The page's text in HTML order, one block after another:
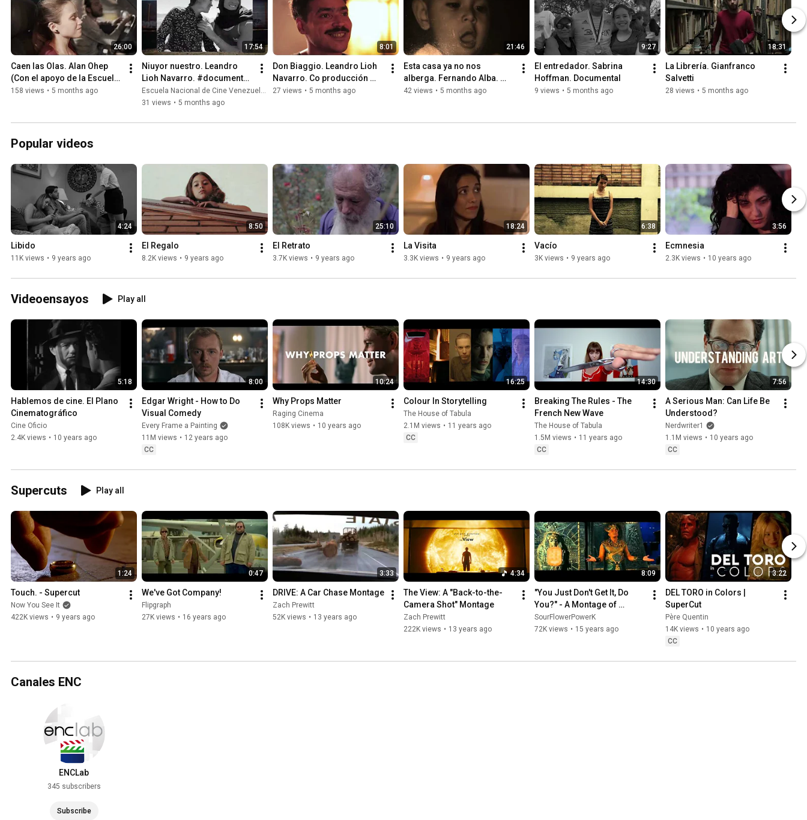
26:00
Caen las Olas. Alan Ohep
(Con el apoyo de la Escuela
Nacional de Cine)
158 views • 5 months ago
17:54
Niuyor nuestro. Leandro
Lioh Navarro. #documental
Co producción ENC
#venezuela
Escuela Nacional de Cine Venezuela and Lioh Navarro
31 views • 5 months ago
8:01
Don Biaggio. Leandro Lioh
Navarro. Co producción
ENC
27 views • 5 months ago
21:46
Esta casa ya no nos
alberga. Fernando Alba.
Documental
42 views • 5 months ago
9:27
El entredador. Sabrina
Hoffman. Documental
9 views • 5 months ago
18:31
La Librería. Gianfranco
Salvetti
28 views • 5 months ago
Popular videos
4:24
Libido
11K views • 9 years ago
8:50
El Regalo
8.2K views • 9 years ago
25:10
El Retrato
3.7K views • 9 years ago
18:24
La Visita
3.3K views • 9 years ago
6:38
Vacío
3K views • 9 years ago
3:56
Ecmnesia
2.3K views • 10 years ago
Videoensayos Play all
5:18
Hablemos de cine. El Plano
Cinematográfico
Cine Oficio
2.4K views • 10 years ago
8:00
Edgar Wright - How to Do
Visual Comedy
Every Frame a Painting
11M views • 12 years ago
CC
10:24
Why Props Matter
Raging Cinema
108K views • 10 years ago
16:25
Colour In Storytelling
The House of Tabula
2.1M views • 11 years ago
CC
14:30
Breaking The Rules - The
French New Wave
The House of Tabula
1.5M views • 11 years ago
CC
7:56
A Serious Man: Can Life Be
Understood?
Nerdwriter1
1.1M views • 10 years ago
CC
Supercuts Play all
1:24
Touch. - Supercut
Now You See It
422K views • 9 years ago
0:47
We've Got Company!
Flipgraph
27K views • 16 years ago
3:33
DRIVE: A Car Chase Montage
Zach Prewitt
52K views • 13 years ago
4:34
The View: A "Back-to-the-
Camera Shot" Montage
Zach Prewitt
222K views • 13 years ago
8:09
"You Just Don't Get It, Do
You?" - A Montage of
Cinema's Worst Writing
Cliche
SourFlowerPowerK
72K views • 15 years ago
3:22
DEL TORO in Colors |
SuperCut
Père Quentin
14K views • 10 years ago
CC
Canales ENC
ENCLab
345 subscribers
Subscribe